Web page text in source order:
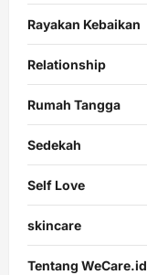
Rayakan Kebaikan
Relationship
Rumah Tangga
Sedekah
Self Love
skincare
Tentang WeCare.id